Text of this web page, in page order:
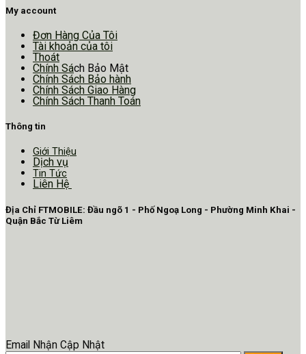
My account
Đơn Hàng Của Tôi
Tài khoản của tôi
Thoát
Chính Sách Bảo Mật
Chính Sách Bảo hành
Chính Sách Giao Hàng
Chính Sách Thanh Toán
Thông tin
Giới Thiệu
Dịch vụ
Tin Tức
Liên Hệ
Địa Chỉ FTMOBILE: Đầu ngõ 1 - Phố Ngoạ Long - Phường Minh Khai -
Quận Bắc Từ Liêm
Email Nhận Cập Nhật